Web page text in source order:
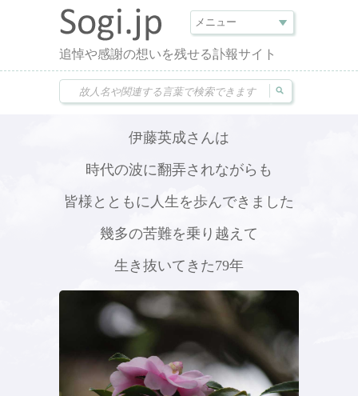
追悼や感謝の想いを残せる訃報サイト
伊藤英成さんは
時代の波に翻弄されながらも
皆様とともに人生を歩んできました
幾多の苦難を乗り越えて
生き抜いてきた79年